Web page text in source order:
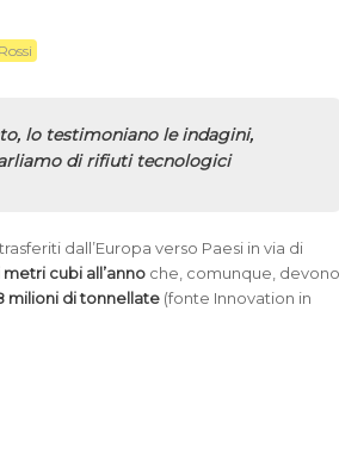
lo testimoniano le indagini,
di rifiuti tecnologici
dall’Europa verso Paesi in via di
cubi all’anno che, comunque,
milioni di tonnellate (fonte Innovation in